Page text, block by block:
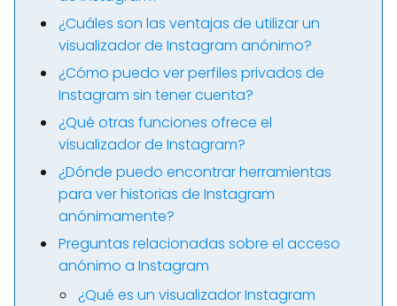
¿Cuáles son las ventajas de utilizar un
visualizador de Instagram anónimo?
¿Cómo puedo ver perfiles privados de
Instagram sin tener cuenta?
¿Qué otras funciones ofrece el
visualizador de Instagram?
¿Dónde puedo encontrar herramientas
para ver historias de Instagram
anónimamente?
Preguntas relacionadas sobre el acceso
anónimo a Instagram
¿Qué es un visualizador Instagram